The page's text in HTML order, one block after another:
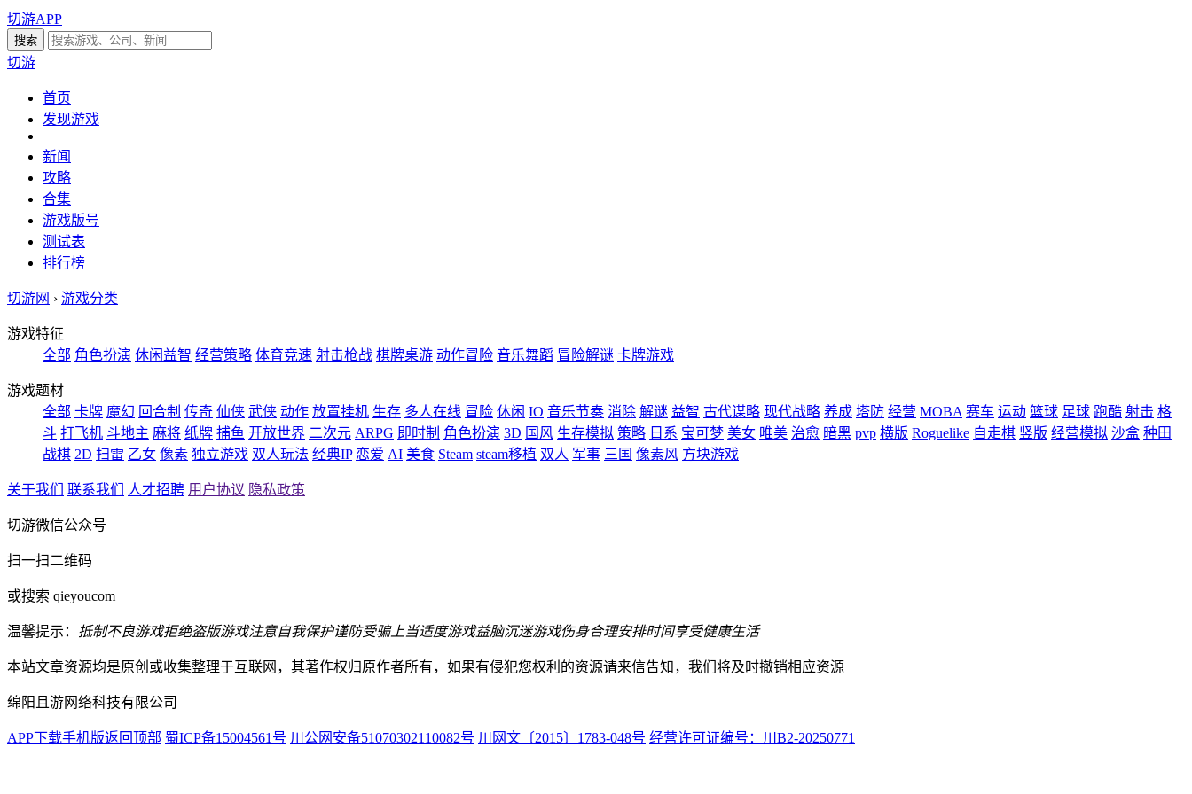
切游APP
切游
首页
发现游戏
新闻
攻略
合集
游戏版号
测试表
排行榜
切游网 › 游戏分类
游戏特征
全部 角色扮演 休闲益智 经营策略 体育竞速 射击枪战 棋牌桌游 动作冒险 音乐舞蹈 冒险解谜 卡牌游戏
游戏题材
全部 卡牌 魔幻 回合制 传奇 仙侠 武侠 动作 放置挂机 生存 多人在线 冒险 休闲 IO 音乐节奏 消除 解谜 益智 古代谋略 现代战略 养成 塔防 经营 MOBA 赛车 运动 篮球 足球 跑酷 射击 格
斗 打飞机 斗地主 麻将 纸牌 捕鱼 开放世界 二次元 ARPG 即时制 角色扮演 3D 国风 生存模拟 策略 日系 宝可梦 美女 唯美 治愈 暗黑 pvp 横版 Roguelike 自走棋 竖版 经营模拟 沙盒 种田
战棋 2D 扫雷 乙女 像素 独立游戏 双人玩法 经典IP 恋爱 AI 美食 Steam steam移植 双人 军事 三国 像素风 方块游戏
关于我们 联系我们 人才招聘 用户协议 隐私政策
切游微信公众号
扫一扫二维码
或搜索 qieyoucom
温馨提示： 抵制不良游戏拒绝盗版游戏注意自我保护谨防受骗上当适度游戏益脑沉迷游戏伤身合理安排时间享受健康生活
本站文章资源均是原创或收集整理于互联网，其著作权归原作者所有，如果有侵犯您权利的资源请来信告知，我们将及时撤销相应资源
绵阳且游网络科技有限公司
APP下载手机版返回顶部 蜀ICP备15004561号 川公网安备51070302110082号 川网文〔2015〕1783-048号 经营许可证编号：川B2-20250771